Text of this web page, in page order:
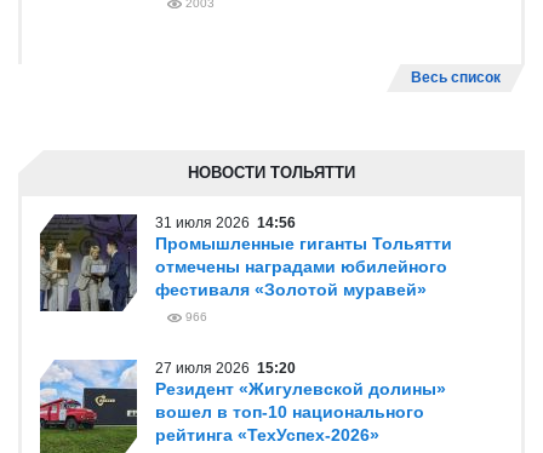
2003
Весь список
НОВОСТИ ТОЛЬЯТТИ
31 июля 2026 14:56
Промышленные гиганты Тольятти
отмечены наградами юбилейного
фестиваля «Золотой муравей»
966
27 июля 2026 15:20
Резидент «Жигулевской долины»
вошел в топ-10 национального
рейтинга «ТехУспех-2026»